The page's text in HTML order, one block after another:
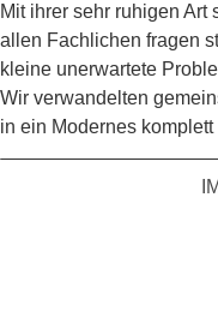
Mit ihrer sehr ruhigen Art
allen Fachlichen fragen
kleine unerwartete
Wir verwandelten
in ein Modernes